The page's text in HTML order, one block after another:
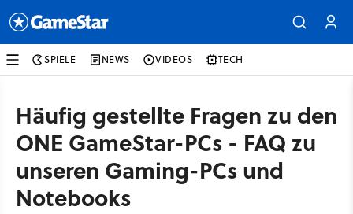
SPIELE NEWS VIDEOS TECH
Häufig gestellte Fragen zu den
ONE GameStar-PCs - FAQ zu
unseren Gaming-PCs und
Notebooks